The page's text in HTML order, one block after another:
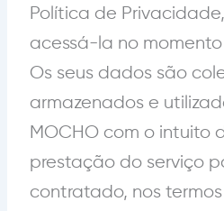
Política de
acessá-la no
Os seus dados são
armazenados e
MOCHO com o intuito
prestação do serviço
contratado, nos termos